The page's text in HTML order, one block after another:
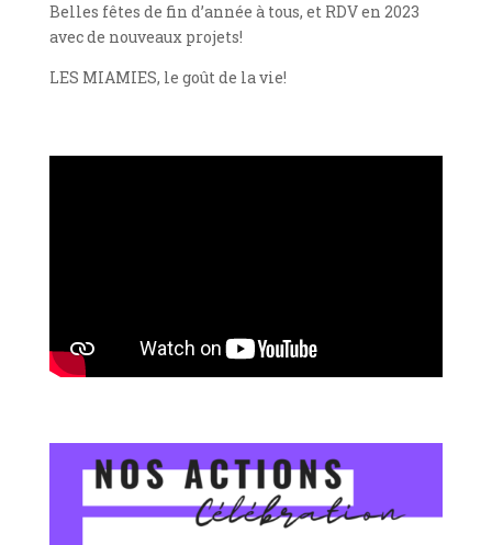
Belles fêtes de fin d’année à tous, et RDV en 2023
avec de nouveaux projets!
LES MIAMIES, le goût de la vie!